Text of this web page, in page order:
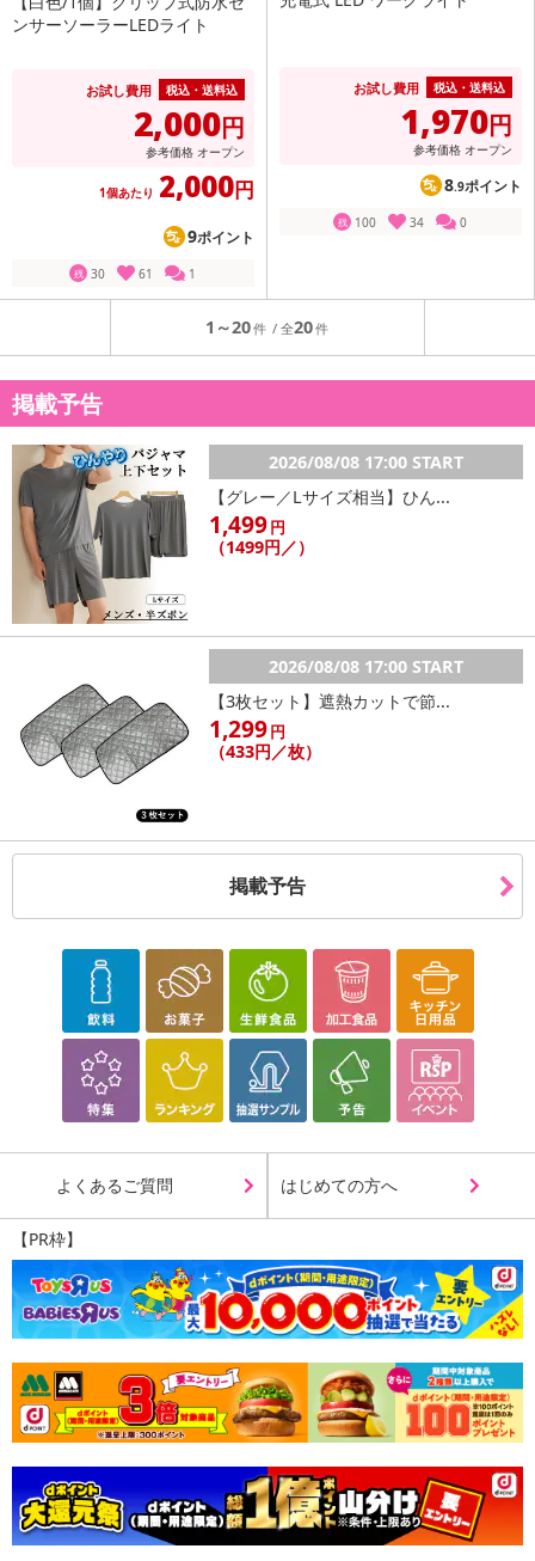
ンサーソーラーLEDライト
お試し費用 税込・送料込
2,000円
参考価格 オープン
1個あたり 2,000円
9ポイント
残 30 61 1
お試し費用 税込・送料込
1,970円
参考価格 オープン
8.9ポイント
残 100 34 0
1～20 20
掲載予告
2026/08/08 17:00 START
【グレー／Lサイズ相当】ひん...
1,499円
（1499円／）
2026/08/08 17:00 START
【3枚セット】遮熱カットで節...
1,299円
（433円／枚）
掲載予告
よくあるご質問 はじめての方へ
【PR枠】